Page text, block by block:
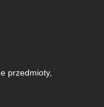
przedmioty,